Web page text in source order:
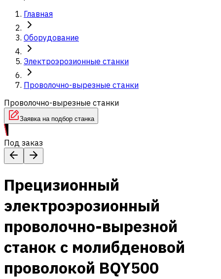
Главная
Оборудование
Электроэрозионные станки
Проволочно-вырезные станки
Проволочно-вырезные станки
Заявка на подбор станка
Под заказ
Прецизионный
электроэрозионный
проволочно-вырезной
станок с молибденовой
проволокой BQY500